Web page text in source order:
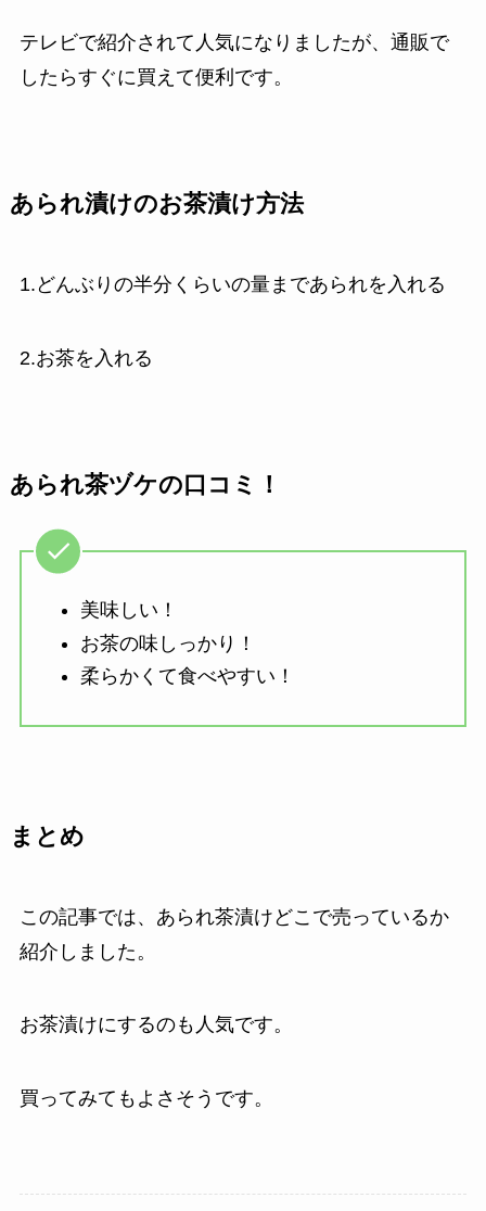
テレビで紹介されて人気になりましたが、通販で
したらすぐに買えて便利です。
あられ漬けのお茶漬け方法
1.どんぶりの半分くらいの量まであられを入れる
2.お茶を入れる
あられ茶ヅケの口コミ！
美味しい！
お茶の味しっかり！
柔らかくて食べやすい！
まとめ
この記事では、あられ茶漬けどこで売っているか
紹介しました。
お茶漬けにするのも人気です。
買ってみてもよさそうです。